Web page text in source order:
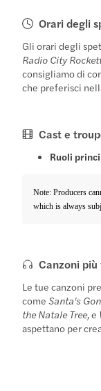
Orari degli
Gli orari degli
Radio City
consigliamo di
che preferisci
Cast e
Ruoli
Note: Producers
which is always
Canzoni
Le tue canzoni
comeSanta's
the Natale Tree,e
aspettano per